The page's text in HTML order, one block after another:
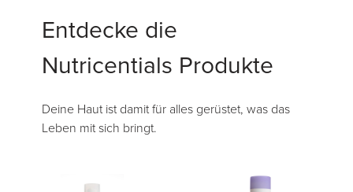
Entdecke die
Nutricentials Produkte
Deine Haut ist damit für alles gerüstet, was das
Leben mit sich bringt.